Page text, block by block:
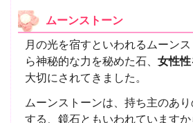
ムーンストーン
月の光を宿すといわれるムーン
ら神秘的な力を秘めた石、女性
大切にされてきました。
ムーンストーンは、持ち主のあ
する、鏡石ともいわれています